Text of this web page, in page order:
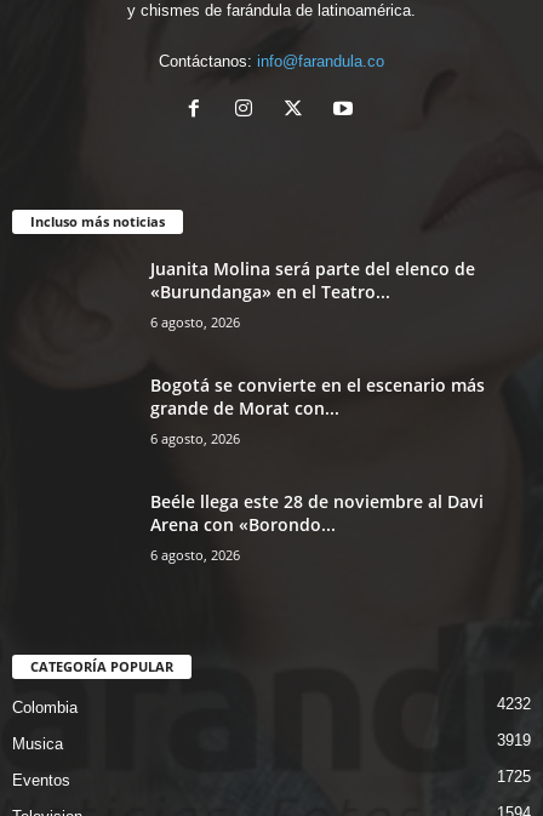
y chismes de farándula de latinoamérica.
Contáctanos: info@farandula.co
Incluso más noticias
Juanita Molina será parte del elenco de
«Burundanga» en el Teatro...
6 agosto, 2026
Bogotá se convierte en el escenario más
grande de Morat con...
6 agosto, 2026
Beéle llega este 28 de noviembre al Davi
Arena con «Borondo...
6 agosto, 2026
CATEGORÍA POPULAR
Colombia 4232
Musica 3919
Eventos 1725